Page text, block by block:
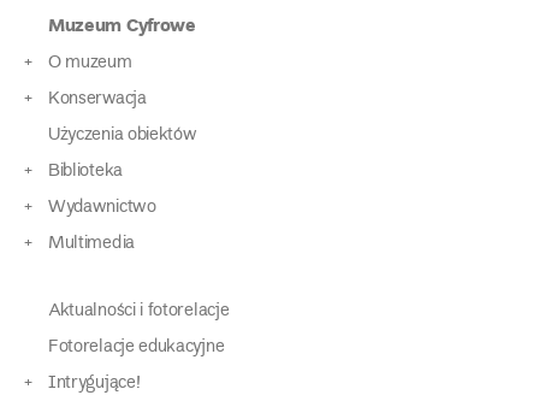
Muzeum Cyfrowe
O muzeum
Konserwacja
Użyczenia obiektów
Biblioteka
Wydawnictwo
Multimedia
Aktualności i fotorelacje
Fotorelacje edukacyjne
Intrygujące!